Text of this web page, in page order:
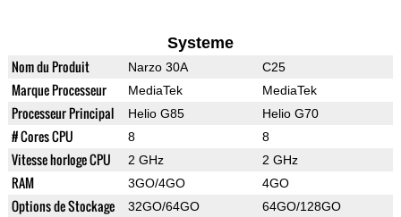
Systeme
Nom du Produit Narzo 30A C25
Marque Processeur MediaTek MediaTek
Processeur Principal Helio G85 Helio G70
# Cores CPU 8 8
Vitesse horloge CPU 2 GHz 2 GHz
RAM 3GO/4GO 4GO
Options de Stockage 32GO/64GO 64GO/128GO